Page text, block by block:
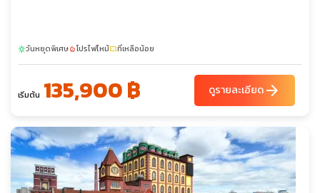
sunnyวันหยุดพิเศษlocal_fire_departmentโปรไฟไหม้confirmation_numberที่เหลือน้อย
เริ่มต้น 135,900 ฿ ดูรายละเอียดarrow_forward